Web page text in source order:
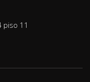
piso 11